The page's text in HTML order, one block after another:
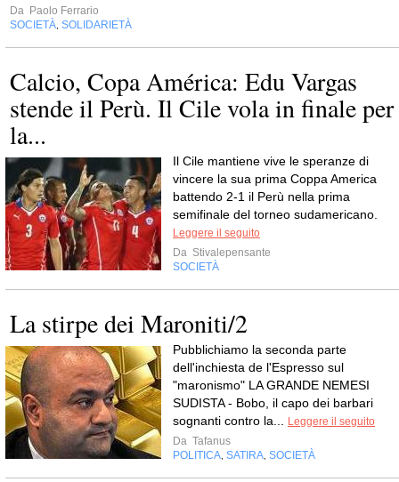
Da Paolo Ferrario
SOCIETÀ, SOLIDARIETÀ
Calcio, Copa América: Edu Vargas
stende il Perù. Il Cile vola in finale per
la...
Il Cile mantiene vive le speranze di
vincere la sua prima Coppa America
battendo 2-1 il Perù nella prima
semifinale del torneo sudamericano.
Leggere il seguito
Da Stivalepensante
SOCIETÀ
La stirpe dei Maroniti/2
Pubblichiamo la seconda parte
dell'inchiesta de l'Espresso sul
"maronismo" LA GRANDE NEMESI
SUDISTA - Bobo, il capo dei barbari
sognanti contro la... Leggere il seguito
Da Tafanus
POLITICA, SATIRA, SOCIETÀ